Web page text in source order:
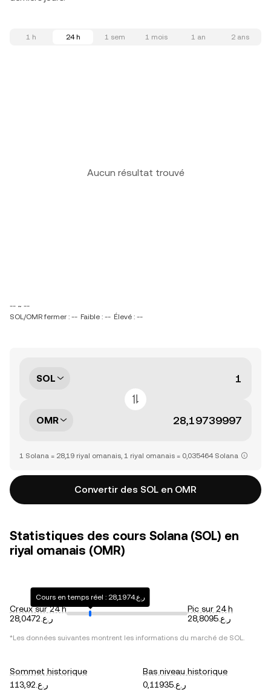
1 h 24 h 1 sem 1 mois 1 an 2 ans
Aucun résultat trouvé
-- ~ --
SOL/OMR fermer : -- Faible : -- Élevé : --
SOL
OMR
1 Solana = 28,19 riyal omanais, 1 riyal omanais = 0,035464 Solana
Convertir des SOL en OMR
Statistiques des cours Solana (SOL) en
riyal omanais (OMR)
Creux sur 24 h
ر.ع.28,0472
Cours en temps réel : ر.ع.28,1974
Pic sur 24 h
ر.ع.28,8095
*Les données suivantes montrent les informations du marché de SOL.
Sommet historique
ر.ع.113,92
Bas niveau historique
ر.ع.0,11935